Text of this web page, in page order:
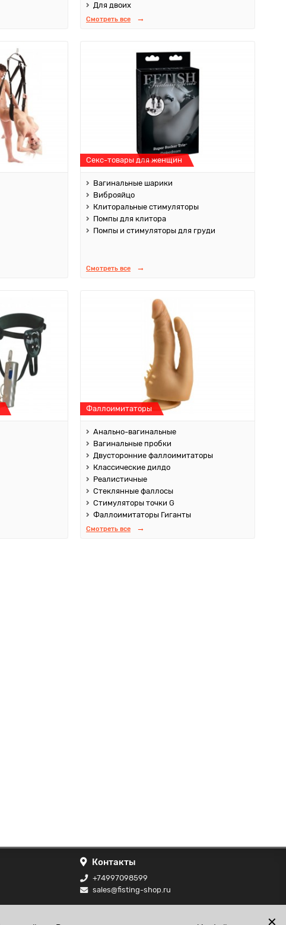
Для двоих
Смотреть все
Секс-товары для женщин
Вагинальные шарики
Виброяйцо
Клиторальные стимуляторы
Помпы для клитора
Помпы и стимуляторы для груди
Смотреть все
Фаллоимитаторы
Анально-вагинальные
Вагинальные пробки
Двусторонние фаллоимитаторы
Классические дилдо
Реалистичные
Стеклянные фаллосы
Стимуляторы точки G
Фаллоимитаторы Гиганты
Смотреть все
Контакты
+74997098599
sales@fisting-shop.ru
✕